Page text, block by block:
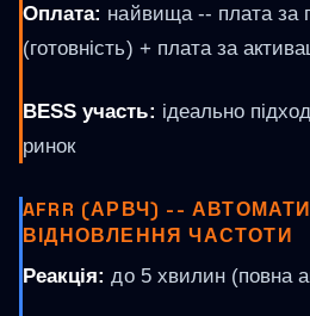
Оплата: найвища -- плата за
(готовність) + плата за
BESS участь: ідеально
ринок
AFRR (АРВЧ) --
ВІДНОВЛЕННЯ ЧАСТОТИ
Реакція: до 5 хвилин (повна